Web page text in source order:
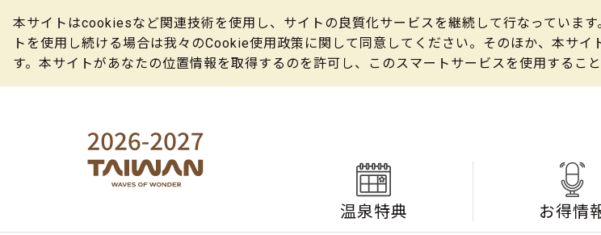
本サイトはcookiesなど関連技術を使用し、サイトの良質化サービスを継続して行なっていま
トを使用し続ける場合は我々のCookie使用政策に関して同意してください。そのほか、本サ
す。本サイトがあなたの位置情報を取得するのを許可し、このスマートサービスを使用すること
温泉特典 お得情